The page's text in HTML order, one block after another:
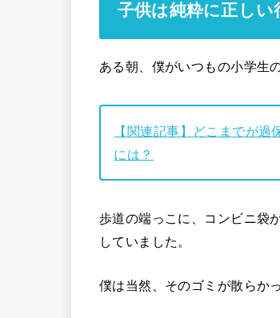
子供は純粋に正しい
ある朝、僕がいつもの小学生
【関連記事】どこまでが
には？
歩道の端っこに、コンビニ袋
していました。
僕は当然、そのゴミが散らか